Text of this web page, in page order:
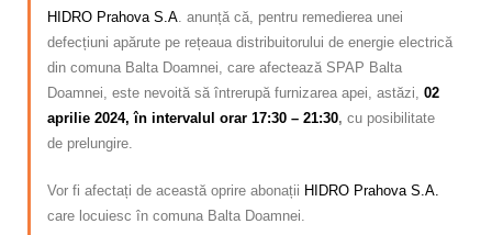
HIDRO Prahova S.A . anunță că, pentru remedierea unei
defecțiuni apărute pe rețeaua distribuitorului de energie electrică
din comuna Balta Doamnei, care afectează SPAP Balta
Doamnei, este nevoită să întrerupă furnizarea apei, astăzi, 02
aprilie 2024, în intervalul orar 17:30 – 21:30, cu posibilitate
de prelungire.
Vor fi afectați de această oprire abonații HIDRO Prahova S.A.
care locuiesc în comuna Balta Doamnei.